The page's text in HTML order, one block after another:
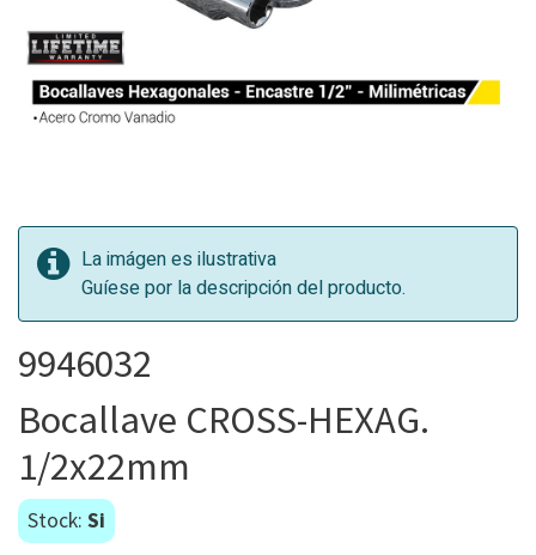
La imágen es ilustrativa
Guíese por la descripción del producto.
9946032
Bocallave CROSS-HEXAG.
1/2x22mm
Stock: Si